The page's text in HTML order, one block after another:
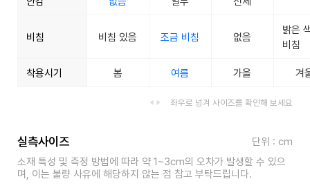
비침 비침 있음 조금 비침 없음
밝은
비침
착용시기 봄 여름 가을 겨
좌우로 넘겨 사이즈를 확인해 보세요
실측사이즈
단위 : cm
소재 특성 및 측정 방법에 따라 약 1~3cm의 오차가 발생할 수 있으
며, 이는 불량 사유에 해당하지 않는 점 참고 부탁드립니다.